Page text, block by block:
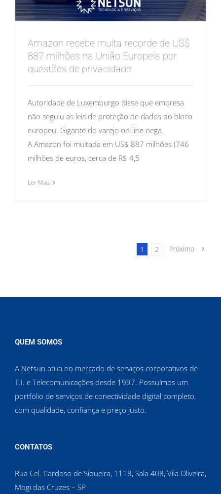
Amazon recebe multa recorde de US$
887 milhões na União Europeia por
questões de privacidade
Autoridade de Luxemburgo disse que empresa
não seguiu as leis de proteção de dados do bloco
europeu. Gigante do varejo on-line nega.
A Amazon foi multada em US$ 887 milhões (746
milhões de euros, cerca de R$ 4,5
Ler Mais
1 2 Próximo
QUEM SOMOS
A Netsun atua no mercado de serviços corporativos de
T.I. e Telecomunicações desde 1997. Possuímos um
portfólio de serviços de conectividade digital completo,
com qualidade, confiança e preço justo.
CONTATOS
Rua Cel. Cardoso de Siqueira, 1118, Sala 408, Vila Oliveira,
Mogi das Cruzes – SP